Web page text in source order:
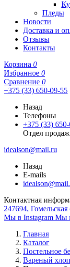
Пледы
Новости
Доставка и
Отзывы
Контакты
Корзина 0
Избранное 0
Сравнение 0
+375 (33) 650-09-55
Назад
Телефоны
+375 (33)
Отдел продаж
idealson@mail.ru
Назад
E-mails
Контактная
247694,
Мы в Instagram Мы
Главная
Каталог
Постельное
Вареный